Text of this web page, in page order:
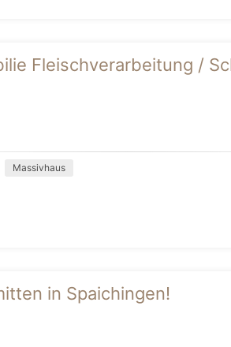
Fleischverarbeitung /
Massivhaus
in Spaichingen!